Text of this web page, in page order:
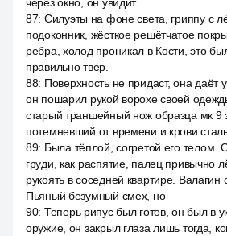
87: Силуэты на фоне света, гриппу с
подоконник, жёсткое решётчатое
ребра, холод проникал в Кости, это
правильно твер.
88: Поверхность не придаст, она даёт
он пошарил рукой ворохе своей
старый траншейный нож образца мк 9
потемневший от времени и крови
89: Была тёплой, согретой его телом.
груди, как распятие, палец привычно
рукоять в соседней квартире. Валагин
Пьяный безумный смех, но
90: Теперь рипус был готов, он был в
оружие, он закрыл глаза лишь тогда,